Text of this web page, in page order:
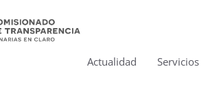
Actualidad Servicios